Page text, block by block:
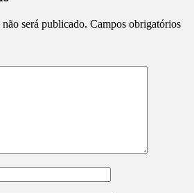
será publicado. Campos obrigatórios